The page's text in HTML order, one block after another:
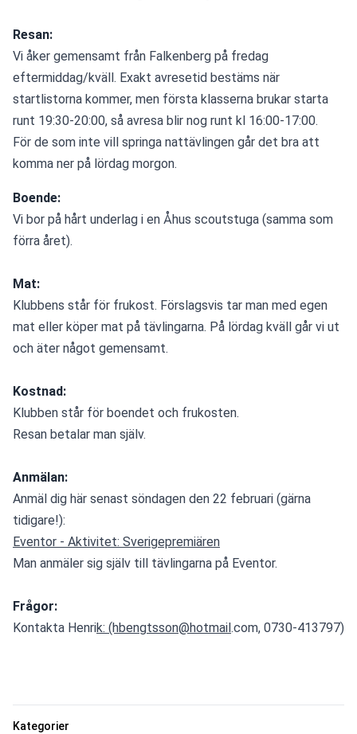
Kategorier
Resan:
Vi åker gemensamt från Falkenberg på fredag
eftermiddag/kväll. Exakt avresetid bestäms när
startlistorna kommer, men första klasserna brukar starta
runt 19:30-20:00, så avresa blir nog runt kl 16:00-17:00.
För de som inte vill springa nattävlingen går det bra att
komma ner på lördag morgon.
Boende:
Vi bor på hårt underlag i en Åhus scoutstuga (samma som
förra året).
Mat:
Klubbens står för frukost. Förslagsvis tar man med egen
mat eller köper mat på tävlingarna. På lördag kväll går vi ut
och äter något gemensamt.
Kostnad:
Klubben står för boendet och frukosten.
Resan betalar man själv.
Anmälan:
Anmäl dig här senast söndagen den 22 februari (gärna
tidigare!):
Eventor - Aktivitet: Sverigepremiären
Man anmäler sig själv till tävlingarna på Eventor.
Frågor:
Kontakta Henrik: (hbengtsson@hotmail .com, 0730-413797)